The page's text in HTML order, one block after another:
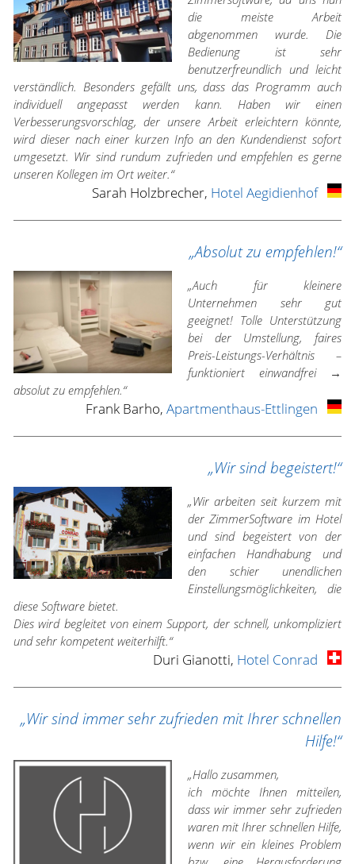
die meiste Arbeit
abgenommen wurde. Die
Bedienung ist sehr
benutzerfreundlich und leicht
verständlich. Besonders gefällt uns, dass das Programm auch
individuell angepasst werden kann. Haben wir einen
Verbesserungsvorschlag, der unsere Arbeit erleichtern könnte,
wird dieser nach einer kurzen Info an den Kundendienst sofort
umgesetzt. Wir sind rundum zufrieden und empfehlen es gerne
unseren Kollegen im Ort weiter.“
Sarah Holzbrecher, Hotel Aegidienhof
„Absolut zu empfehlen!“
„Auch für kleinere
Unternehmen sehr gut
geeignet! Tolle Unterstützung
bei der Umstellung, faires
Preis-Leistungs-Verhältnis –
funktioniert einwandfrei →
absolut zu empfehlen.“
Frank Barho, Apartmenthaus-Ettlingen
„Wir sind begeistert!“
„Wir arbeiten seit kurzem mit
der ZimmerSoftware im Hotel
und sind begeistert von der
einfachen Handhabung und
den schier unendlichen
Einstellungsmöglichkeiten, die
diese Software bietet.
Dies wird begleitet von einem Support, der schnell, unkompliziert
und sehr kompetent weiterhilft.“
Duri Gianotti, Hotel Conrad
„Wir sind immer sehr zufrieden mit Ihrer schnellen
Hilfe!“
„Hallo zusammen,
ich möchte Ihnen mitteilen,
dass wir immer sehr zufrieden
waren mit Ihrer schnellen Hilfe,
wenn wir ein kleines Problem